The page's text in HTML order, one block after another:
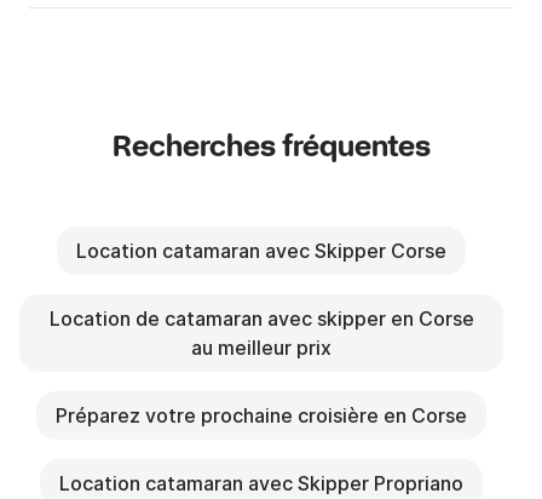
Recherches fréquentes
Location catamaran avec Skipper Corse
Location de catamaran avec skipper en Corse
au meilleur prix
Préparez votre prochaine croisière en Corse
Location catamaran avec Skipper Propriano